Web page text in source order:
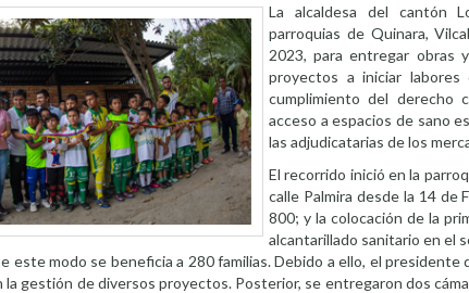
La alcaldesa del cantón
parroquias de Quinara,
2023, para entregar obras
proyectos a iniciar
cumplimiento del derecho
acceso a espacios de sano
las adjudicatarias de los
El recorrido inició en la
calle Palmira desde la 14 de
800; y la colocación de la
alcantarillado sanitario en el
este modo se beneficia a 280 familias. Debido a ello, el presidente
la gestión de diversos proyectos. Posterior, se entregaron dos